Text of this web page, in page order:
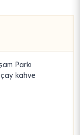
Parkı
kahve